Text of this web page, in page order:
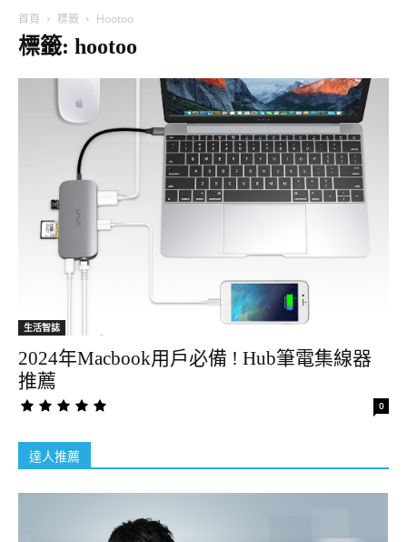
首頁 標籤 Hootoo
標籤: hootoo
生活智誌
2024年Macbook用戶必備 ! Hub筆電集線器
推薦
0
達人推薦